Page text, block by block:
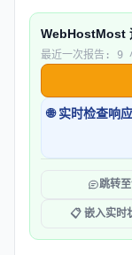
WebHostMost
最近一次报告: 9
🌐 实时检查响
跳转
📋 嵌入实时